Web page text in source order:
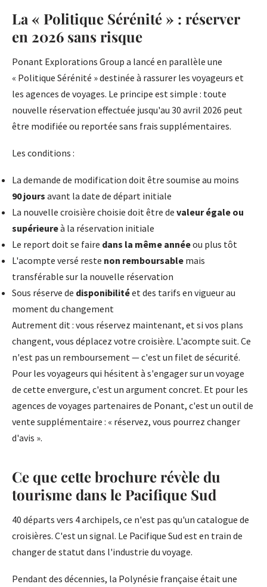
La « Politique Sérénité » : réserver
en 2026 sans risque
Ponant Explorations Group a lancé en parallèle une
« Politique Sérénité » destinée à rassurer les voyageurs et
les agences de voyages. Le principe est simple : toute
nouvelle réservation effectuée jusqu'au 30 avril 2026 peut
être modifiée ou reportée sans frais supplémentaires.
Les conditions :
La demande de modification doit être soumise au moins
90 jours avant la date de départ initiale
La nouvelle croisière choisie doit être de valeur égale ou
supérieureà la réservation initiale
Le report doit se faire dans la même annéeou plus tôt
L'acompte versé reste non remboursable mais
transférable sur la nouvelle réservation
Sous réserve de disponibilitéet des tarifs en vigueur au
moment du changement
Autrement dit : vous réservez maintenant, et si vos plans
changent, vous déplacez votre croisière. L'acompte suit. Ce
n'est pas un remboursement — c'est un filet de sécurité.
Pour les voyageurs qui hésitent à s'engager sur un voyage
de cette envergure, c'est un argument concret. Et pour les
agences de voyages partenaires de Ponant, c'est un outil de
vente supplémentaire : « réservez, vous pourrez changer
d'avis ».
Ce que cette brochure révèle du
tourisme dans le Pacifique Sud
40 départs vers 4 archipels, ce n'est pas qu'un catalogue de
croisières. C'est un signal. Le Pacifique Sud est en train de
changer de statut dans l'industrie du voyage.
Pendant des décennies, la Polynésie française était une